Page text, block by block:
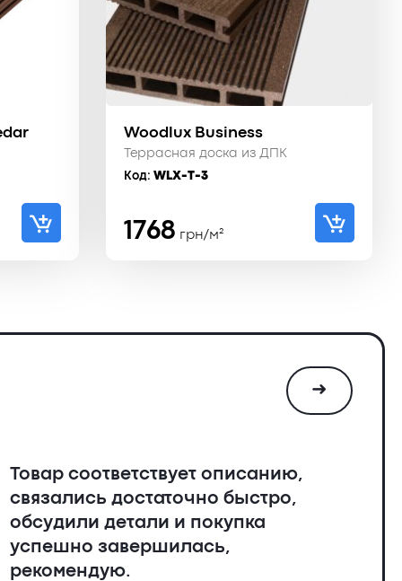
Woodlux Business
Террасная доска из ДПК
Код: WLX-T-3
1768 грн/м²
Товар соответствует описанию,
связались достаточно быстро,
обсудили детали и покупка
успешно завершилась,
рекомендую.
➜